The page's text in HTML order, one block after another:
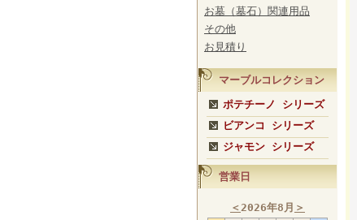
お墓（墓石）関連用品
その他
お見積り
マーブルコレクション
ポテチーノ シリーズ
ビアンコ シリーズ
ジャモン シリーズ
営業日
＜2026年8月 ＞